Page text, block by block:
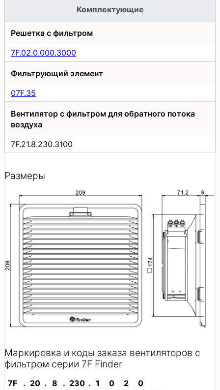
Комплектующие
Решетка с фильтром
7F.02.0.000.3000
Фильтрующий элемент
07F.35
Вентилятор с фильтром для обратного потока
воздуха
7F.21.8.230.3100
Размеры
Маркировка и коды заказа вентиляторов с
фильтром серии 7F Finder
7F . 20 . 8 . 230 . 1 0 2
0